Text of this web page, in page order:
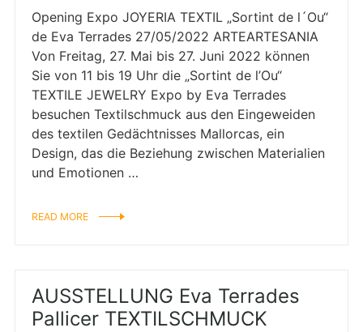
Opening Expo JOYERIA TEXTIL „Sortint de l´Ou“
de Eva Terrades 27/05/2022 ARTEARTESANIA
Von Freitag, 27. Mai bis 27. Juni 2022 können
Sie von 11 bis 19 Uhr die „Sortint de l’Ou“
TEXTILE JEWELRY Expo by Eva Terrades
besuchen Textilschmuck aus den Eingeweiden
des textilen Gedächtnisses Mallorcas, ein
Design, das die Beziehung zwischen Materialien
und Emotionen …
READ MORE
AUSSTELLUNG Eva Terrades
Pallicer TEXTILSCHMUCK